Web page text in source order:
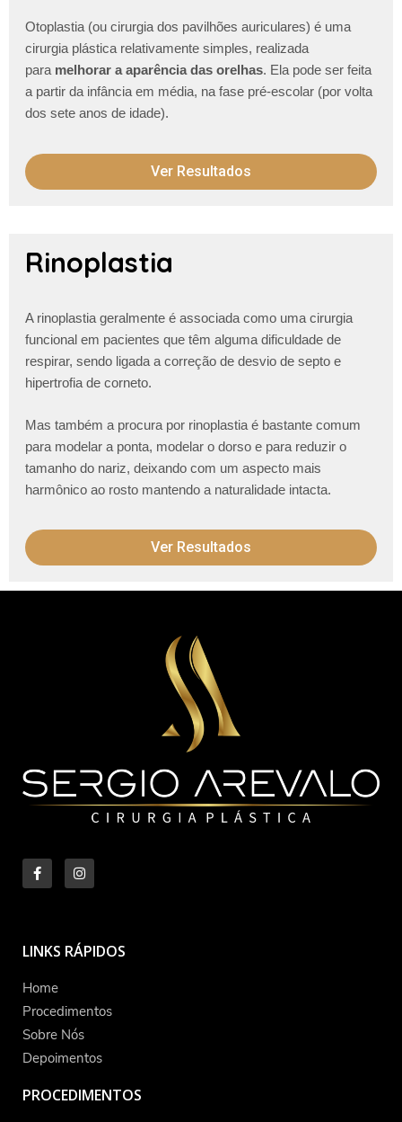
Otoplastia (ou cirurgia dos pavilhões auriculares) é uma
cirurgia plástica relativamente simples, realizada
para melhorar a aparência das orelhas. Ela pode ser feita
a partir da infância em média, na fase pré-escolar (por volta
dos sete anos de idade).
Ver Resultados
Rinoplastia
A rinoplastia geralmente é associada como uma cirurgia
funcional em pacientes que têm alguma dificuldade de
respirar, sendo ligada a correção de desvio de septo e
hipertrofia de corneto.
Mas também a procura por rinoplastia é bastante comum
para modelar a ponta, modelar o dorso e para reduzir o
tamanho do nariz, deixando com um aspecto mais
harmônico ao rosto mantendo a naturalidade intacta.
Ver Resultados
LINKS RÁPIDOS
Home
Procedimentos
Sobre Nós
Depoimentos
PROCEDIMENTOS